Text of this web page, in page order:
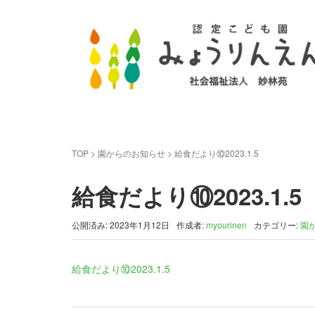
TOP > 園からのお知らせ > 給食だより⑩2023.1.5
給食だより⑩2023.1.5
公開済み: 2023年1月12日 作成者:myourinen カテゴリー:園
給食だより⑩2023.1.5